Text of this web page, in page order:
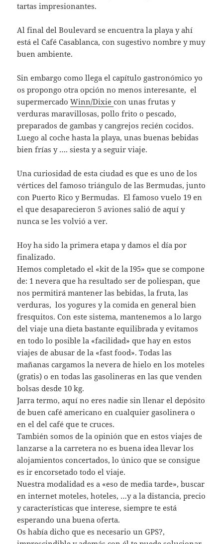
tartas impresionantes.
Al final del Boulevard se encuentra la playa y ahí
está el Café Casablanca, con sugestivo nombre y muy
buen ambiente.
Sin embargo como llega el capítulo gastronómico yo
os propongo otra opción no menos interesante, el
supermercadoWinn/Dixiecon unas frutas y
verduras maravillosas, pollo frito o pescado,
preparados de gambas y cangrejos recién cocidos.
Luego al coche hasta la playa, unas buenas bebidas
bien frías y …. siesta y a seguir viaje.
Una curiosidad de esta ciudad es que es uno de los
vértices del famoso triángulo de las Bermudas, junto
con Puerto Rico y Bermudas. El famoso vuelo 19 en
el que desaparecieron 5 aviones salió de aquí y
nunca se les volvió a ver.
Hoy ha sido la primera etapa y damos el día por
finalizado.
Hemos completado el «kit de la I95» que se compone
de: 1 nevera que ha resultado ser de poliespan, que
nos permitirá mantener las bebidas, la fruta, las
verduras, los yogures y la comida en general bien
fresquitos. Con este sistema, mantenemos a lo largo
del viaje una dieta bastante equilibrada y evitamos
en todo lo posible la «facilidad» que hay en estos
viajes de abusar de la «fast food». Todas las
mañanas cargamos la nevera de hielo en los moteles
(gratis) o en todas las gasolineras en las que venden
bolsas desde 10 kg.
Jarra termo, aquí no eres nadie sin llenar el depósito
de buen café americano en cualquier gasolinera o
en el del café que te cruces.
También somos de la opinión que en estos viajes de
lanzarse a la carretera no es buena idea llevar los
alojamientos concertados, lo único que se consigue
es ir encorsetado todo el viaje.
Nuestra modalidad es a «eso de media tarde», buscar
en internet moteles, hoteles, …y a la distancia, precio
y características que interese, siempre te está
esperando una buena oferta.
Os había dicho que es necesario un GPS?,